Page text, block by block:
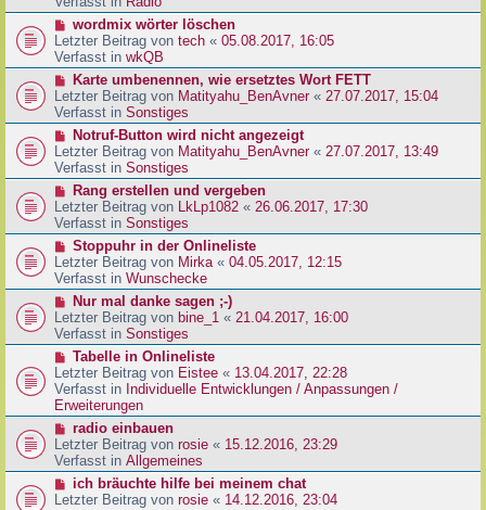
a
g
i
r
a
g
e
r
B
e
t
r
a
g
N
e
u
e
r
B
e
t
r
a
g
wordmix wörter löschen
Letzter Beitrag von tech « 05.08.2017, 16:05
Verfasst in wkQB
N
e
u
e
r
B
e
t
r
a
g
Karte umbenennen, wie ersetztes Wort FETT
Letzter Beitrag von Matityahu_BenAvner « 27.07.2017, 15:04
Verfasst in Sonstiges
N
e
u
e
r
B
e
t
r
a
g
Notruf-Button wird nicht angezeigt
Letzter Beitrag von Matityahu_BenAvner« 27.07.2017, 13:49
Verfasst in Sonstiges
N
e
u
e
r
B
e
t
r
a
g
Rang erstellen und vergeben
Letzter Beitrag von LkLp1082 « 26.06.2017, 17:30
Verfasst in Sonstiges
N
e
u
e
r
B
e
t
r
a
g
Stoppuhr in der Onlineliste
Letzter Beitrag von Mirka« 04.05.2017, 12:15
Verfasst in Wunschecke
N
e
u
e
r
B
e
i
r
a
g
Nur mal danke sagen ;-)
Letzter Beitrag von bine_1 « 21.04.2017, 16:00
Verfasst in Sonstiges
N
e
u
e
r
B
e
i
r
Tabelle in Onlineliste
Letzter Beitrag von Eistee « 13.04.2017, 22:28
Verfasst in Individuelle Entwicklungen / Anpassungen /
Erweiterungen
N
e
u
e
r
radio einbauen
Letzter Beitrag von rosie « 15.12.2016, 23:29
Verfasst in Allgemeines
N
e
ich bräuchte hilfe bei meinem chat
Letzter Beitrag von rosie « 14.12.2016, 23:04